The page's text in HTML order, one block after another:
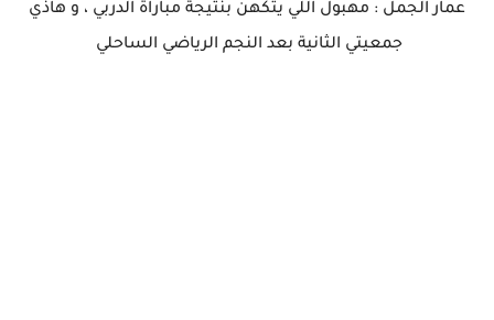
عمار الجمل : مهبول اللي يتكهن بنتيجة مباراة الدربي ، و هاذي
جمعيتي الثانية بعد النجم الرياضي الساحلي